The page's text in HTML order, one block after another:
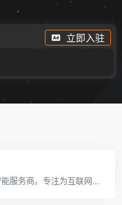
立即入驻
友盟+，国内领先的第三方全域数据智能服务商。专注为互联网企业提供一站式数据分析运营服务近10年。截至2020年已累计服务200万移动应用和890万家网站19年友盟+数据智能服务战略升级，重磅发布友盟云